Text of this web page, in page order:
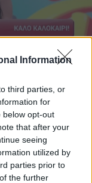
Information
third parties, or
for
below opt-out
that after your
seeing
utilized by
parties prior to
the further
τελειώνουν, η
τη φετινή σεζόν με
έρχονται στον χώρο
Βασίλης
Ανδριτσάνος